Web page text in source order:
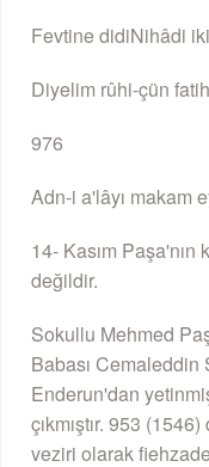
Fevtine didiNihâdi
Diyelim rûhi-çün
976
Adn-i a'lâyı makam
14- Kasım Paşa'nın
değildir.
Sokullu Mehmed
Babası Cemaleddin
Enderun'dan
çıkmıştır. 953
veziri olarak